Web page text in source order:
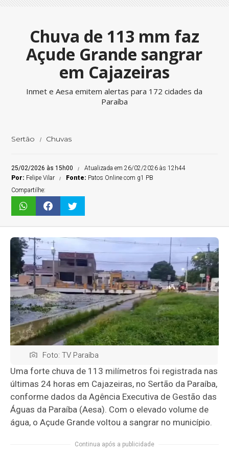
Chuva de 113 mm faz
Açude Grande sangrar
em Cajazeiras
Inmet e Aesa emitem alertas para 172 cidades da
Paraíba
Sertão Chuvas
25/02/2026 às 15h00
Atualizada em 26/02/2026 às 12h44
Por: Felipe Vilar Fonte: Patos Online com g1 PB
Compartilhe:
Foto: TV Paraíba
Uma forte chuva de 113 milímetros foi registrada nas
últimas 24 horas em Cajazeiras, no Sertão da Paraíba,
conforme dados daAgência Executiva de Gestão das
Águas da Paraíba (Aesa). Com o elevado volume de
água, o Açude Grande voltou a sangrar no município.
Continua após a publicidade